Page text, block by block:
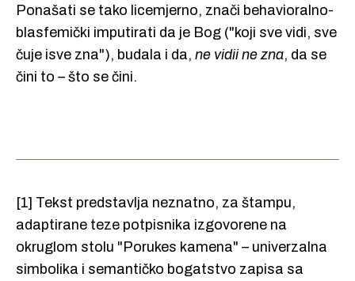
Ponašati se tako licemjerno, znači behavioralno-
blasfemički imputirati da je Bog ("koji sve vidi, sve
čuje isve zna"), budala i da, ne vidii ne zna, da se
čini to – što se čini.
[1] Tekst predstavlja neznatno, za štampu,
adaptirane teze potpisnika izgovorene na
okruglom stolu "Porukes kamena" – univerzalna
simbolika i semantičko bogatstvo zapisa sa